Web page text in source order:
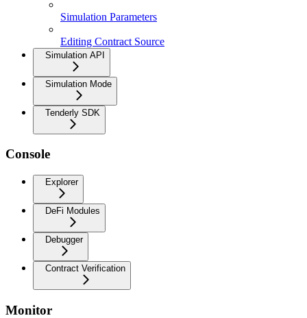
Simulation Parameters
Editing Contract Source
Simulation API
Simulation Mode
Tenderly SDK
Console
Explorer
DeFi Modules
Debugger
Contract Verification
Monitor